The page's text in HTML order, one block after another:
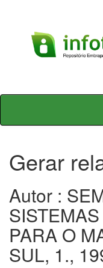
Skip
Gerar
Autor :
PARA O
SUL, 1.,